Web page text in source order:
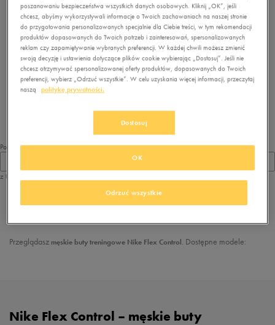
Brak produktów do wyświetlenia
Zmień kryteria wyszukiwania lub
Pokaż
z 0
Przeglądasz męskie buty treningowe Nike Flex Control. Dostępne modele:
Nike Flex Control – męskie buty
poszanowaniu bezpieczeństwa wszystkich danych osobowych. Kliknij „OK”, jeśli
chcesz, abyśmy wykorzystywali informacje o Twoich zachowaniach na naszej stronie
do przygotowania personalizowanych specjalnie dla Ciebie treści, w tym rekomendacji
produktów dopasowanych do Twoich potrzeb i zainteresowań, spersonalizowanych
reklam czy zapamiętywanie wybranych preferencji. W każdej chwili możesz zmienić
swoją decyzję i ustawienia dotyczące plików cookie wybierając „Dostosuj”. Jeśli nie
chcesz otrzymywać spersonalizowanej oferty produktów, dopasowanych do Twoich
preferencji, wybierz „Odrzuć wszystkie”. W celu uzyskania więcej informacji, przeczytaj
naszą
politykę prywatności.
Dostosuj
Odrzuć wszystkie
OK